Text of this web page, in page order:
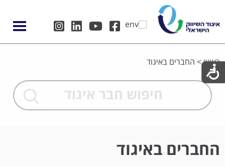
ראשי> החברים באיגוד
החברים באיגוד